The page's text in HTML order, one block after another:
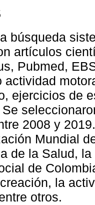
búsqueda
artículos
Pubmed,
actividad
ejercicios de
2008 y
Mundial
de la Salud,
de
la
otros.